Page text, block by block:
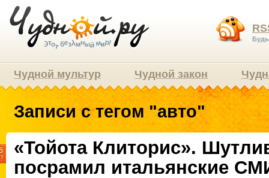
Чудной мультур Чудной закон
Записи с тегом "авто"
«Тойота Клиторис».
посрамил итальянские